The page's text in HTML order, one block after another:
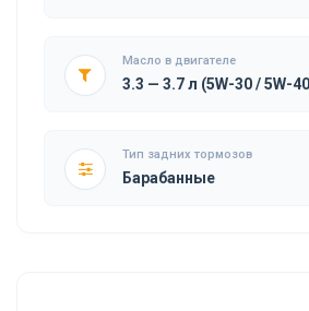
Масло в двигателе
3.3 — 3.7 л (5W-30 / 5W-
Тип задних тормозов
Барабанные